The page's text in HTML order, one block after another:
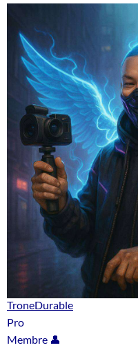
TroneDurable
Pro
Membre 👤